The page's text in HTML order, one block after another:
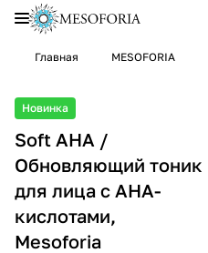
Главная MESOFORIA
Новинка
Soft AHA /
Обновляющий тоник
для лица с AHA-
кислотами,
Mesoforia